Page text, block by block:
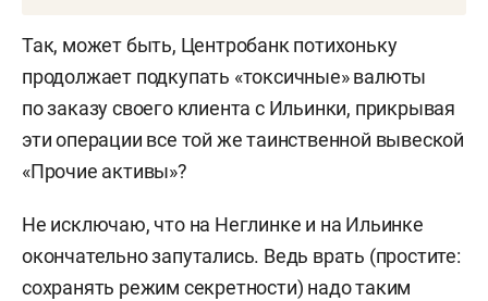
наук, член-корреспондент Академии
экономических наук и предпринимательства,
профессор кафедры международных финансов
МГИМО, председатель Русского
экономического общества им. Шарапова, автор
10 монографий (в том числе «Великая держава
или экологическая держава?» (1991),
«Проектное финансирование как новый метод
Так, может быть, Центробанк потихоньку
продолжает подкупать «токсичные» валюты
по заказу своего клиента с Ильинки, прикрывая
эти операции все той же таинственной вывеской
«Прочие активы»?
Не исключаю, что на Неглинке и на Ильинке
окончательно запутались. Ведь врать (простите:
сохранять режим секретности) надо таким